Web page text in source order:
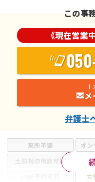
来所不要 オン
土日祝の相談可能
女
この事
《現在営業
メ
弁護士